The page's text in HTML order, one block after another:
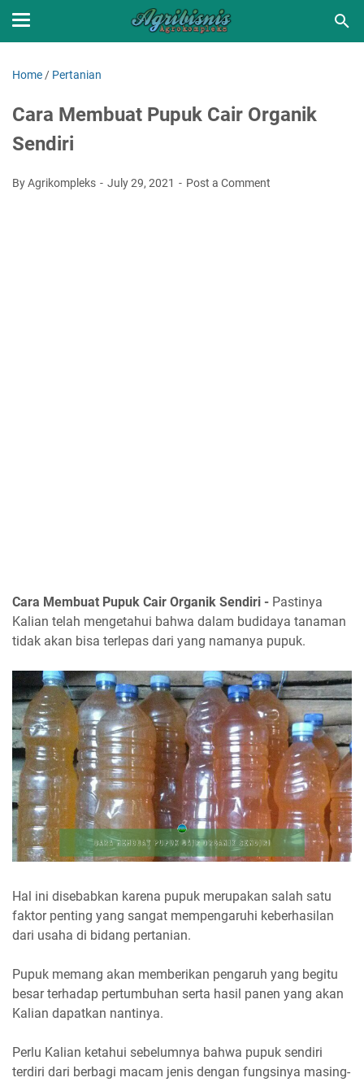
Home / Pertanian
Cara Membuat Pupuk Cair Organik
Sendiri
By Agrikompleks July 29, 2021 Post a Comment
Cara Membuat Pupuk Cair Organik Sendiri - Pastinya
Kalian telah mengetahui bahwa dalam budidaya tanaman
tidak akan bisa terlepas dari yang namanya pupuk.
Hal ini disebabkan karena pupuk merupakan salah satu
faktor penting yang sangat mempengaruhi keberhasilan
dari usaha di bidang pertanian.
Pupuk memang akan memberikan pengaruh yang begitu
besar terhadap pertumbuhan serta hasil panen yang akan
Kalian dapatkan nantinya.
Perlu Kalian ketahui sebelumnya bahwa pupuk sendiri
terdiri dari berbagi macam jenis dengan fungsinya masing-